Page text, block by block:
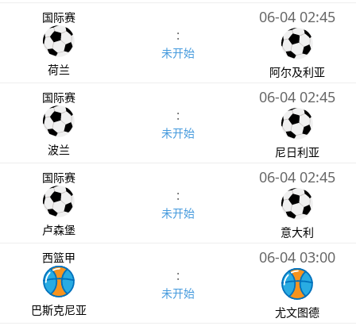
国际赛
荷兰
:
未开始
06-04 02:45
阿尔及利亚
国际赛
波兰
:
未开始
06-04 02:45
尼日利亚
国际赛
卢森堡
:
未开始
06-04 02:45
意大利
西篮甲
巴斯克尼亚
:
未开始
06-04 03:00
尤文图德